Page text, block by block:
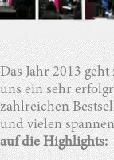
Das Jahr 2013
uns ein sehr
zahlreichen
und vielen
auf die Highlights: